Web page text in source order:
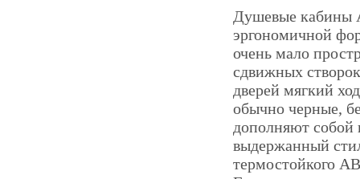
Душевые кабины
эргономичной
очень мало
сдвижных
дверей мягкий
обычно черные,
дополняют собой
выдержанный
термостойкого